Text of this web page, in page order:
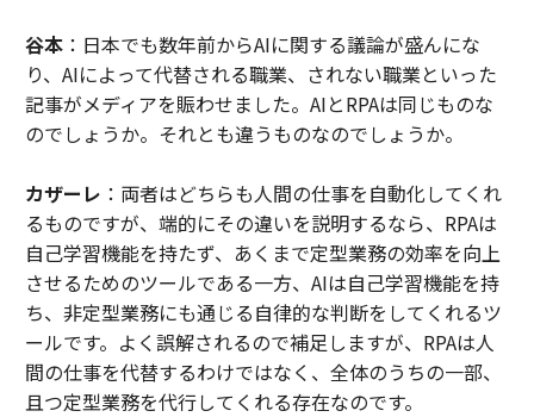
谷本：日本でも数年前からAIに関する議論が盛んにな
り、AIによって代替される職業、されない職業といった
記事がメディアを賑わせました。AIとRPAは同じものな
のでしょうか。それとも違うものなのでしょうか。
カザーレ ：両者はどちらも人間の仕事を自動化してくれ
るものですが、端的にその違いを説明するなら、RPAは
自己学習機能を持たず、あくまで定型業務の効率を向上
させるためのツールである一方、AIは自己学習機能を持
ち、非定型業務にも通じる自律的な判断をしてくれるツ
ールです。よく誤解されるので補足しますが、RPAは人
間の仕事を代替するわけではなく、全体のうちの一部、
且つ定型業務を代行してくれる存在なのです。